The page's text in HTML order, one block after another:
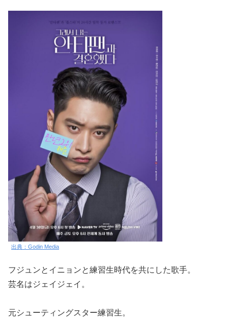
出典：Godin Media
フジュンとイニョンと練習生時代を共にした歌手。
芸名はジェイジェイ。
元シューティングスター練習生。